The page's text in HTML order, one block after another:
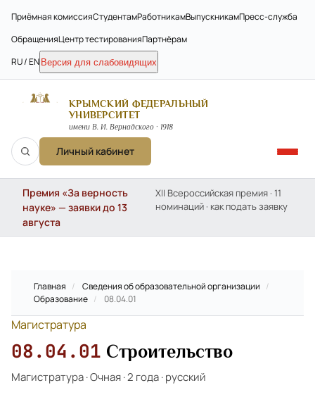
Приёмная комиссияСтудентамРаботникамВыпускникамПресс-служба
ОбращенияЦентр тестированияПартнёрам
RU / EN Версия для слабовидящих
КРЫМСКИЙ ФЕДЕРАЛЬНЫЙ
УНИВЕРСИТЕТ
имени В. И. Вернадского · 1918
Личный кабинет
Премия «За верность
науке» — заявки до 13
августа
XII Всероссийская премия · 11
номинаций · как подать заявку
Главная / Сведения об образовательной организации /
Образование / 08.04.01
Магистратура
08.04.01 Строительство
Магистратура·Очная·2 года·русский